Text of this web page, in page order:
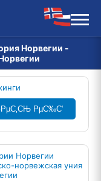
Норвегии -
РµС‰С‘
Норвегии
норвежская уния